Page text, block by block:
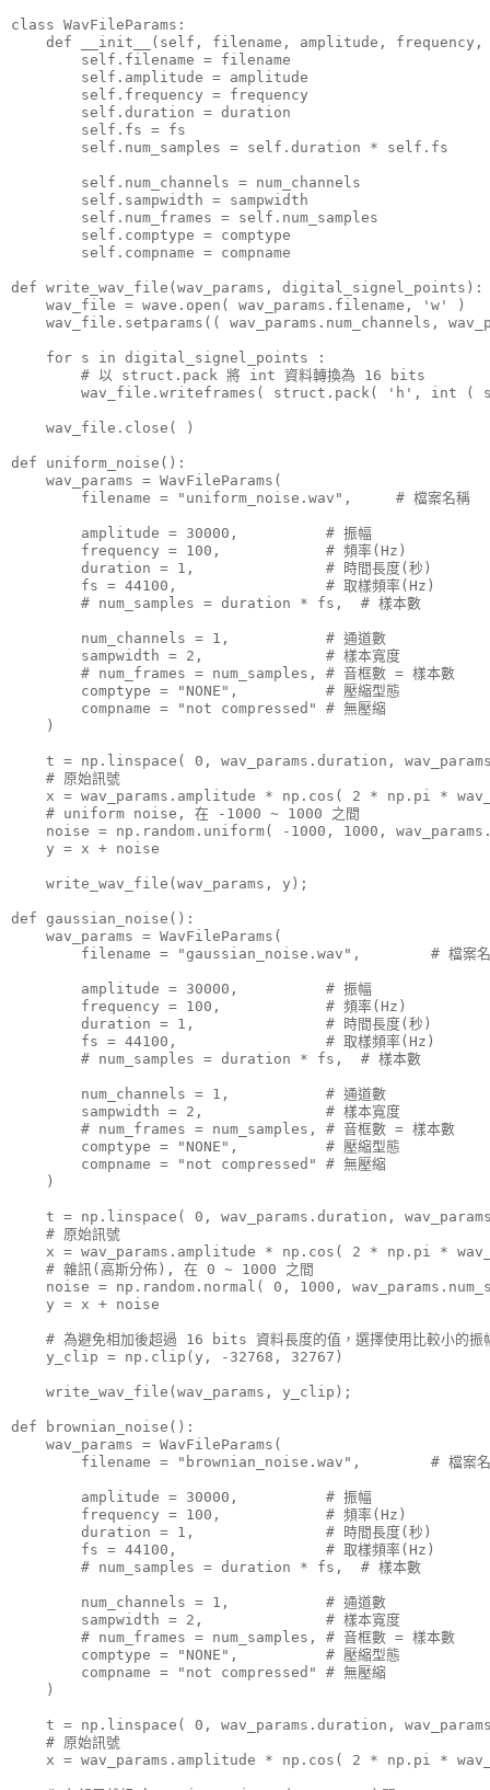
class WavFileParams:
def __init__(self, filename, amplitude,
        self.filename = filename
self.amplitude = amplitude
self.frequency = frequency
self.duration = duration
self.fs = fs
self.num_samples = self.duration * self.fs
self.num_channels = num_channels
self.sampwidth = sampwidth
self.num_frames = self.num_samples
self.comptype = comptype
self.compname = compname
def write_wav_file(wav_params, digital_signel_points):
    wav_file = wave.open( wav_params.filename, 'w' )
wav_file.setparams(( wav_params.num_channels,
    for s in digital_signel_points :
        # 以 struct.pack 將 int 資料轉換為 16 bits
wav_file.writeframes( struct.pack( 'h', int (
    wav_file.close( )
def uniform_noise():
    wav_params = WavFileParams(
        filename = "uniform_noise.wav",     # 檔案名稱
        amplitude = 30000,          # 振幅
        frequency = 100,            # 頻率(Hz)
        duration = 1,               # 時間長度(秒)
        fs = 44100,                 # 取樣頻率(Hz)
        # num_samples = duration * fs,  # 樣本數
        num_channels = 1,           # 通道數
        sampwidth = 2,              # 樣本寬度
        # num_frames = num_samples, # 音框數 = 樣本數
        comptype = "NONE",          # 壓縮型態
        compname = "not compressed" # 無壓縮
    )
t = np.linspace( 0, wav_params.duration,
    # 原始訊號
x = wav_params.amplitude * np.cos( 2 * np.pi *
    # uniform noise, 在 -1000 ~ 1000 之間
noise = np.random.uniform( -1000, 1000,
    y = x + noise
    write_wav_file(wav_params, y);
def gaussian_noise():
    wav_params = WavFileParams(
filename = "gaussian_noise.wav",        # 檔案
        amplitude = 30000,          # 振幅
        frequency = 100,            # 頻率(Hz)
        duration = 1,               # 時間長度(秒)
        fs = 44100,                 # 取樣頻率(Hz)
        # num_samples = duration * fs,  # 樣本數
        num_channels = 1,           # 通道數
        sampwidth = 2,              # 樣本寬度
        # num_frames = num_samples, # 音框數 = 樣本數
        comptype = "NONE",          # 壓縮型態
        compname = "not compressed" # 無壓縮
    )
t = np.linspace( 0, wav_params.duration,
    # 原始訊號
x = wav_params.amplitude * np.cos( 2 * np.pi *
    # 雜訊(高斯分佈), 在 0 ~ 1000 之間
noise = np.random.normal( 0, 1000,
    y = x + noise
# 為避免相加後超過 16 bits 資料長度的值，選擇使用比較小的
    y_clip = np.clip(y, -32768, 32767)
    write_wav_file(wav_params, y_clip);
def brownian_noise():
    wav_params = WavFileParams(
filename = "brownian_noise.wav",        # 檔案
        amplitude = 30000,          # 振幅
        frequency = 100,            # 頻率(Hz)
        duration = 1,               # 時間長度(秒)
        fs = 44100,                 # 取樣頻率(Hz)
        # num_samples = duration * fs,  # 樣本數
        num_channels = 1,           # 通道數
        sampwidth = 2,              # 樣本寬度
        # num_frames = num_samples, # 音框數 = 樣本數
        comptype = "NONE",          # 壓縮型態
        compname = "not compressed" # 無壓縮
    )
t = np.linspace( 0, wav_params.duration,
    # 原始訊號
x = wav_params.amplitude * np.cos( 2 * np.pi *